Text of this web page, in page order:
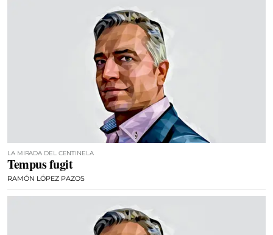
LA MIRADA DEL CENTINELA
Tempus fugit
RAMÓN LÓPEZ PAZOS